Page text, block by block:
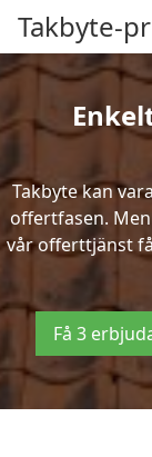
Takbyte-
Takbyte kan
offertfasen.
vår offerttjänst
Få 3